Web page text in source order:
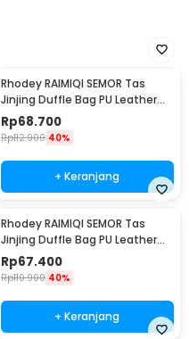
Rhodey RAIMIQI SEMOR Tas
Jinjing Duffle Bag PU Leather
Unisex 20 Inch Coffee Grid -
C01
Rp68.700
Rp112.900 40%
+ Keranjang
Rhodey RAIMIQI SEMOR Tas
Jinjing Duffle Bag PU Leather
Unisex 20 Inch Black Gray Grid -
C01
Rp67.400
Rp110.900 40%
+ Keranjang